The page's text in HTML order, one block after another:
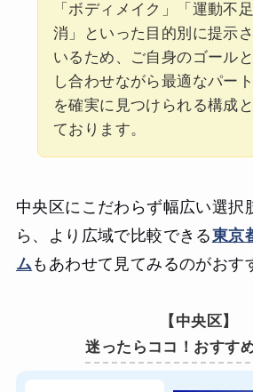
「ボディメイク」「運動不
消」といった目的別に提示
いるため、ご自身のゴール
し合わせながら最適なパー
を確実に見つけられる構成
ております。
中央区にこだわらず幅広い選択
ら、より広域で比較できる東京
ムもあわせて見てみるのがおす
【中央区】
迷ったらココ！おすす